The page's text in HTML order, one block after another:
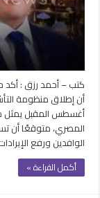
كتب – أحمد رزق : أكد
أن إطلاق منظومة
أغسطس المقبل يمثل
المصري، متوقعًا أن
الوافدين ورفع
أكمل القراءة »